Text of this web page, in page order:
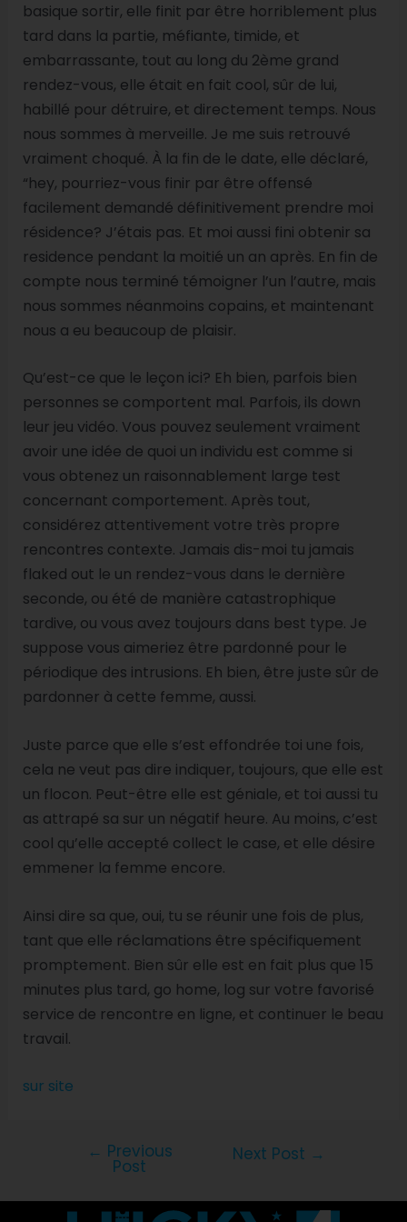
basique sortir, elle finit par être horriblement plus
tard dans la partie, méfiante, timide, et
embarrassante, tout au long du 2ème grand
rendez-vous, elle était en fait cool, sûr de lui,
habillé pour détruire, et directement temps. Nous
nous sommes à merveille. Je me suis retrouvé
vraiment choqué. À la fin de le date, elle déclaré,
“hey, pourriez-vous finir par être offensé
facilement demandé définitivement prendre moi
résidence? J’étais pas. Et moi aussi fini obtenir sa
residence pendant la moitié un an après. En fin de
compte nous terminé témoigner l’un l’autre, mais
nous sommes néanmoins copains, et maintenant
nous a eu beaucoup de plaisir.
Qu’est-ce que le leçon ici? Eh bien, parfois bien
personnes se comportent mal. Parfois, ils down
leur jeu vidéo. Vous pouvez seulement vraiment
avoir une idée de quoi un individu est comme si
vous obtenez un raisonnablement large test
concernant comportement. Après tout,
considérez attentivement votre très propre
rencontres contexte. Jamais dis-moi tu jamais
flaked out le un rendez-vous dans le dernière
seconde, ou été de manière catastrophique
tardive, ou vous avez toujours dans best type. Je
suppose vous aimeriez être pardonné pour le
périodique des intrusions. Eh bien, être juste sûr de
pardonner à cette femme, aussi.
Juste parce que elle s’est effondrée toi une fois,
cela ne veut pas dire indiquer, toujours, que elle est
un flocon. Peut-être elle est géniale, et toi aussi tu
as attrapé sa sur un négatif heure. Au moins, c’est
cool qu’elle accepté collect le case, et elle désire
emmener la femme encore.
Ainsi dire sa que, oui, tu se réunir une fois de plus,
tant que elle réclamations être spécifiquement
promptement. Bien sûr elle est en fait plus que 15
minutes plus tard, go home, log sur votre favorisé
service de rencontre en ligne, et continuer le beau
travail.
sur site
← Previous
Post
Next Post →